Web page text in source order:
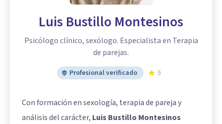
Luis Bustillo Montesinos
Psicólogo clínico, sexólogo. Especialista en Terapia
de parejas.
Profesional verificado 5
Con formación en sexología, terapia de pareja y
análisis del carácter, Luis Bustillo Montesinos